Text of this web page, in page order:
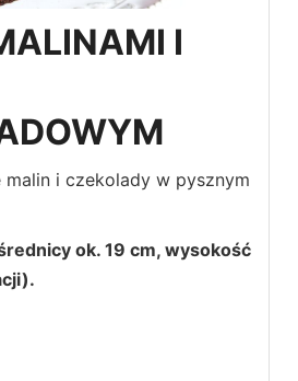
I
malin i czekolady w pysznym
ok. 19 cm, wysokość